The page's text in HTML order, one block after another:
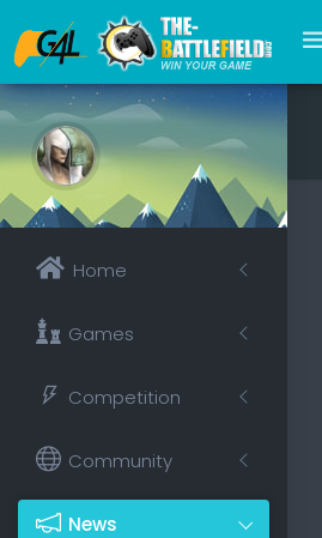
Home
Games
Competition
Community
News